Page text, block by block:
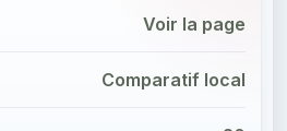
Voir la page
Comparatif local